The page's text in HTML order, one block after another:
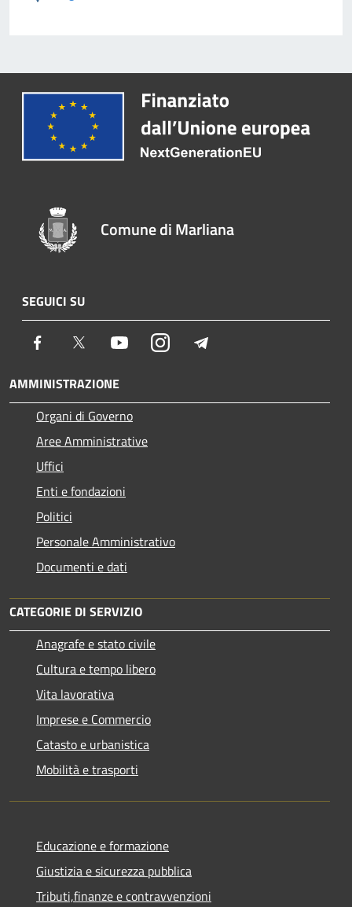
Comune di Marliana
SEGUICI SU
Facebook Twitter YoutubeInstagram
AMMINISTRAZIONE
Organi di Governo
Aree Amministrative
Uffici
Enti e fondazioni
Politici
Personale Amministrativo
Documenti e dati
CATEGORIE DI SERVIZIO
Anagrafe e stato civile
Cultura e tempo libero
Vita lavorativa
Imprese e Commercio
Catasto e urbanistica
Mobilità e trasporti
Educazione e formazione
Giustizia e sicurezza pubblica
Tributi,finanze e contravvenzioni